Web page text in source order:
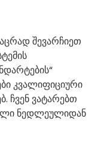
შევარჩიეთ
კვალიფიციური
ჩვენ ვატარებთ
ნედლეულიდან